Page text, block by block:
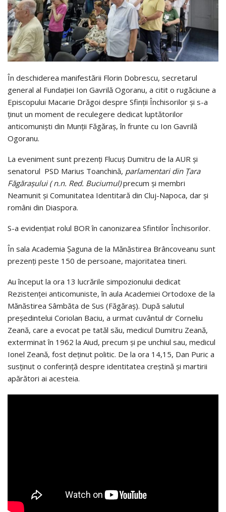
În deschiderea manifestării Florin Dobrescu, secretarul
general al Fundației Ion Gavrilă Ogoranu, a citit o rugăciune a
Episcopului Macarie Drăgoi despre Sfinții Închisorilor și s-a
ținut un moment de reculegere dedicat luptătorilor
anticomuniști din Munții Făgăraș, în frunte cu Ion Gavrilă
Ogoranu.
La eveniment sunt prezenți Flucuș Dumitru de la AUR și
senatorul PSD Marius Toanchină, parlamentari din Țara
Făgărașului ( n.n. Red. Buciumul)precum și membri
Neamunit și Comunitatea Identitară din Cluj-Napoca, dar și
români din Diaspora.
S-a evidențiat rolul BOR în canonizarea Sfintilor Închisorilor.
În sala Academia Șaguna de la Mănăstirea Brâncoveanu sunt
prezenți peste 150 de persoane, majoritatea tineri.
Au început la ora 13 lucrările simpozionului dedicat
Rezistenței anticomuniste, în aula Academiei Ortodoxe de la
Mănăstirea Sâmbăta de Sus (Făgăraș). După salutul
președintelui Coriolan Baciu, a urmat cuvântul dr Corneliu
Zeană, care a evocat pe tatăl său, medicul Dumitru Zeană,
exterminat în 1962 la Aiud, precum și pe unchiul sau, medicul
Ionel Zeană, fost deţinut politic. De la ora 14,15, Dan Puric a
susținut o conferință despre identitatea creștină și martirii
apărători ai acesteia.